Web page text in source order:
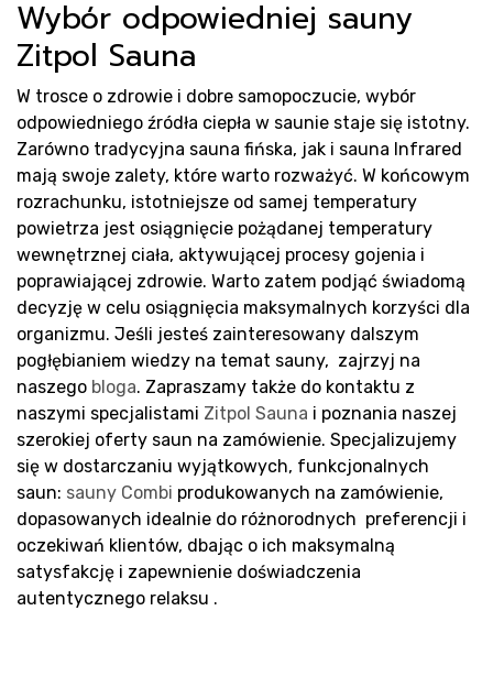
Wybór odpowiedniej sauny
Zitpol Sauna
W trosce o zdrowie i dobre samopoczucie, wybór
odpowiedniego źródła ciepła w saunie staje się istotny.
Zarówno tradycyjna sauna fińska, jak i sauna Infrared
mają swoje zalety, które warto rozważyć. W końcowym
rozrachunku, istotniejsze od samej temperatury
powietrza jest osiągnięcie pożądanej temperatury
wewnętrznej ciała, aktywującej procesy gojenia i
poprawiającej zdrowie. Warto zatem podjąć świadomą
decyzję w celu osiągnięcia maksymalnych korzyści dla
organizmu. Jeśli jesteś zainteresowany dalszym
pogłębianiem wiedzy na temat sauny, zajrzyj na
naszego bloga. Zapraszamy także do kontaktu z
naszymi specjalistami Zitpol Sauna i poznania naszej
szerokiej oferty saun na zamówienie. Specjalizujemy
się w dostarczaniu wyjątkowych, funkcjonalnych
saun: sauny Combi produkowanych na zamówienie,
dopasowanych idealnie do różnorodnych preferencji i
oczekiwań klientów, dbając o ich maksymalną
satysfakcję i zapewnienie doświadczenia
autentycznego relaksu .